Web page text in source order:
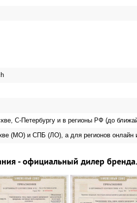
С-Петербургу и в регионы РФ (до
(МО) и СПБ (ЛО), а для регионов онлайн
- официальный дилер бренда.